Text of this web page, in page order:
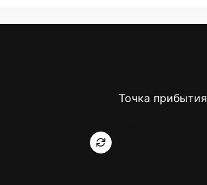
Точка прибытия